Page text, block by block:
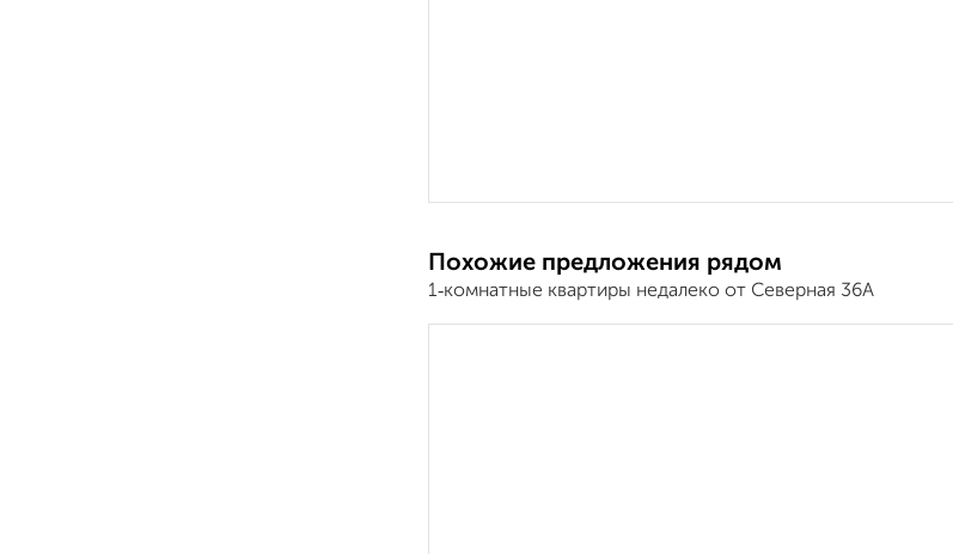
Похожие предложения рядом
1‑комнатные квартиры недалеко от Северная 36А